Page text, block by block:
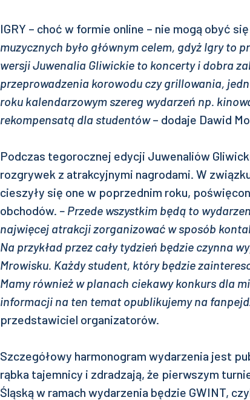
IGRY – choć w formie online – nie mogą obyć
muzycznych było głównym celem, gdyż Igry to
wersji Juwenalia Gliwickie to koncerty i dobra
przeprowadzenia korowodu czy grillowania,
roku kalendarzowym szereg wydarzeń np.
rekompensatą dla studentów– dodaje Dawid
Podczas tegorocznej edycji Juwenaliów
rozgrywek z atrakcyjnymi nagrodami. W
cieszyły się one w poprzednim roku,
obchodów. – Przede wszystkim będą to
najwięcej atrakcji zorganizować w sposób
Na przykład przez cały tydzień będzie czynna
Mrowisku. Każdy student, który będzie
Mamy również w planach ciekawy konkurs dla
informacji na ten temat opublikujemy na
przedstawiciel organizatorów.
Szczegółowy harmonogram wydarzenia jest
rąbka tajemnicy i zdradzają, że pierwszym
Śląską w ramach wydarzenia będzie GWINT,